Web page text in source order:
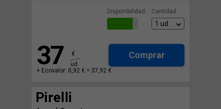
Disponibilidad: Cantidad:
37
€
ud.
Comprar
+ Ecovalor: 0,92 € = 37,92 €
Pirelli